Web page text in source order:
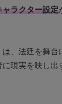
ラクター設定
は、法廷を舞
に現実を映し出